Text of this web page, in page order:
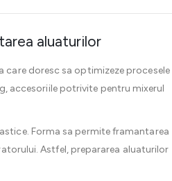
aluaturilor
doresc sa optimizeze procesele
accesoriile potrivite pentru mixerul
Forma sa permite framantarea
Astfel, prepararea aluaturilor